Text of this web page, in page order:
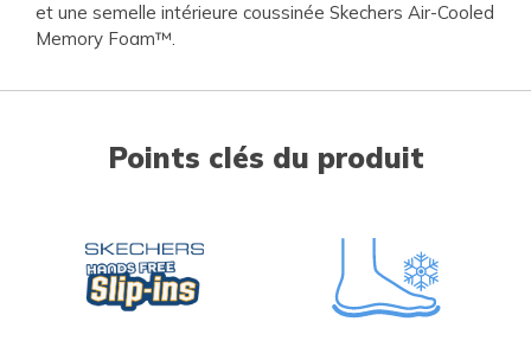
et une semelle intérieure coussinée Skechers Air-Cooled
Memory Foam™.
Points clés du produit